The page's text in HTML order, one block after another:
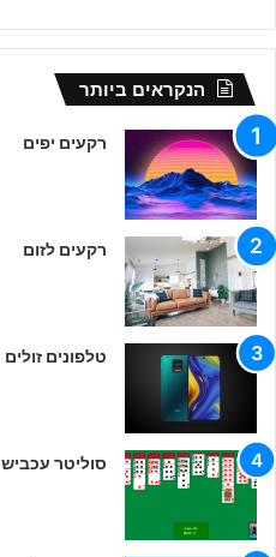
הנקראים ביותר
רקעים יפים
רקעים לזום
טלפונים זולים
סוליטר עכביש